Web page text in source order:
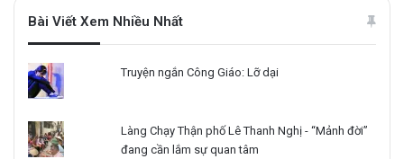
Bài Viết Xem Nhiều Nhất
Truyện ngắn Công Giáo: Lỡ dại
Làng Chạy Thận phố Lê Thanh Nghị - “Mảnh đời”
đang cần lắm sự quan tâm